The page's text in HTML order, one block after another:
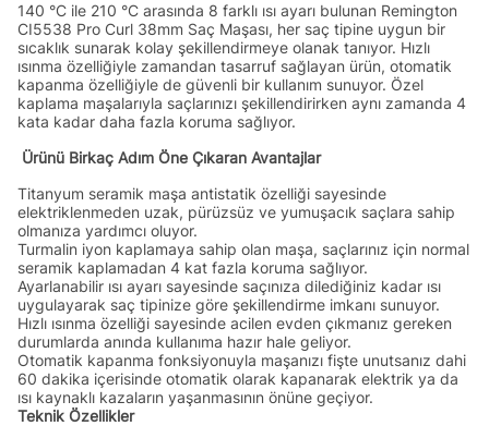
140 °C ile 210 °C arasında 8 farklı ısı ayarı bulunan Remington
CI5538 Pro Curl 38mm Saç Maşası, her saç tipine uygun bir
sıcaklık sunarak kolay şekillendirmeye olanak tanıyor. Hızlı
ısınma özelliğiyle zamandan tasarruf sağlayan ürün, otomatik
kapanma özelliğiyle de güvenli bir kullanım sunuyor. Özel
kaplama maşalarıyla saçlarınızı şekillendirirken aynı zamanda 4
kata kadar daha fazla koruma sağlıyor.
Ürünü Birkaç Adım Öne Çıkaran Avantajlar
Titanyum seramik maşa antistatik özelliği sayesinde
elektriklenmeden uzak, pürüzsüz ve yumuşacık saçlara sahip
olmanıza yardımcı oluyor.
Turmalin iyon kaplamaya sahip olan maşa, saçlarınız için normal
seramik kaplamadan 4 kat fazla koruma sağlıyor.
Ayarlanabilir ısı ayarı sayesinde saçınıza dilediğiniz kadar ısı
uygulayarak saç tipinize göre şekillendirme imkanı sunuyor.
Hızlı ısınma özelliği sayesinde acilen evden çıkmanız gereken
durumlarda anında kullanıma hazır hale geliyor.
Otomatik kapanma fonksiyonuyla maşanızı fişte unutsanız dahi
60 dakika içerisinde otomatik olarak kapanarak elektrik ya da
ısı kaynaklı kazaların yaşanmasının önüne geçiyor.
Teknik Özellikler